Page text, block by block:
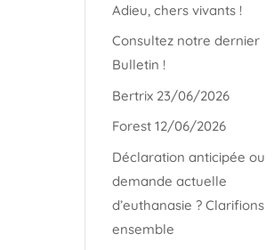
Adieu, chers vivants !
Consultez notre dernier
Bulletin !
Bertrix 23/06/2026
Forest 12/06/2026
Déclaration anticipée ou
demande actuelle
d’euthanasie ? Clarifions
ensemble